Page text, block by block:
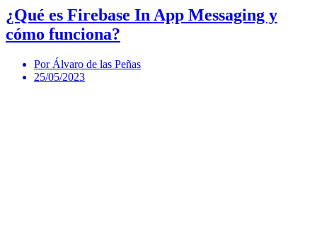
¿Qué es Firebase In App Messaging y
cómo funciona?
Por Álvaro de las Peñas
25/05/2023